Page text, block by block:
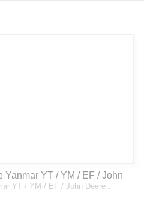
Yanmar YT / YM / EF / John
YT / YM / EF / John Deere…